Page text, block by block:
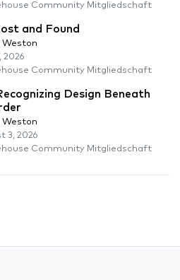
Community Mitgliedschaft
and Found
Weston
2026
Community Mitgliedschaft
Design Beneath
Weston
3, 2026
Community Mitgliedschaft